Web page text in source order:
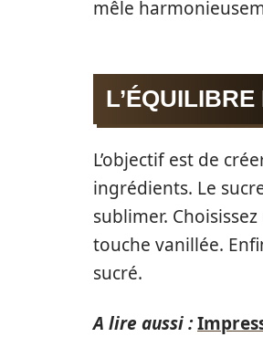
mêle
L’objectif est de
ingrédients. Le
sublimer.
touche vanillée.
sucré.
A lire aussi :